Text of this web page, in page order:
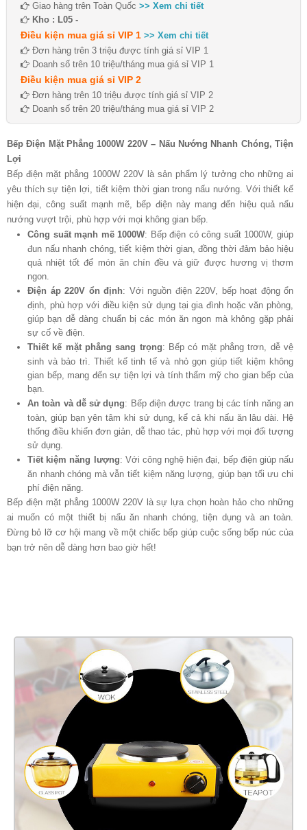
Giao hàng trên Toàn Quốc >> Xem chi tiết
Kho : L05 -
Điều kiện mua giá sỉ VIP 1 >> Xem chi tiết
Đơn hàng trên 3 triệu được tính giá sỉ VIP 1
Doanh số trên 10 triệu/tháng mua giá sỉ VIP 1
Điều kiện mua giá sỉ VIP 2
Đơn hàng trên 10 triệu được tính giá sỉ VIP 2
Doanh số trên 20 triệu/tháng mua giá sỉ VIP 2
Bếp Điện Mặt Phẳng 1000W 220V – Nấu Nướng Nhanh Chóng, Tiện
Lợi
Bếp điện mặt phẳng 1000W 220V là sản phẩm lý tưởng cho những ai
yêu thích sự tiện lợi, tiết kiệm thời gian trong nấu nướng. Với thiết kế
hiện đại, công suất mạnh mẽ, bếp điện này mang đến hiệu quả nấu
nướng vượt trội, phù hợp với mọi không gian bếp.
Công suất mạnh mẽ 1000W: Bếp điện có công suất 1000W, giúp
đun nấu nhanh chóng, tiết kiệm thời gian, đồng thời đảm bảo hiệu
quả nhiệt tốt để món ăn chín đều và giữ được hương vị thơm
ngon.
Điện áp 220V ổn định: Với nguồn điện 220V, bếp hoạt động ổn
định, phù hợp với điều kiện sử dụng tại gia đình hoặc văn phòng,
giúp bạn dễ dàng chuẩn bị các món ăn ngon mà không gặp phải
sự cố về điện.
Thiết kế mặt phẳng sang trọng: Bếp có mặt phẳng trơn, dễ vệ
sinh và bảo trì. Thiết kế tinh tế và nhỏ gọn giúp tiết kiệm không
gian bếp, mang đến sự tiện lợi và tính thẩm mỹ cho gian bếp của
bạn.
An toàn và dễ sử dụng: Bếp điện được trang bị các tính năng an
toàn, giúp bạn yên tâm khi sử dụng, kể cả khi nấu ăn lâu dài. Hệ
thống điều khiển đơn giản, dễ thao tác, phù hợp với mọi đối tượng
sử dụng.
Tiết kiệm năng lượng: Với công nghệ hiện đại, bếp điện giúp nấu
ăn nhanh chóng mà vẫn tiết kiệm năng lượng, giúp bạn tối ưu chi
phí điện năng.
Bếp điện mặt phẳng 1000W 220V là sự lựa chọn hoàn hảo cho những
ai muốn có một thiết bị nấu ăn nhanh chóng, tiện dụng và an toàn.
Đừng bỏ lỡ cơ hội mang về một chiếc bếp giúp cuộc sống bếp núc của
bạn trở nên dễ dàng hơn bao giờ hết!